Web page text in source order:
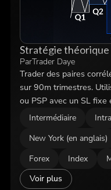
Stratégie
ParTrader Daye
Trader des paires
sur 90m trimestres.
ou PSP avec un SL
Intermédiaire
New York (en anglais)
Forex
Index
Voir plus